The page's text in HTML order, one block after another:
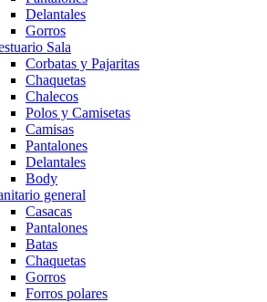
Delantales
Gorros
Sala
Corbatas y Pajaritas
Chaquetas
Chalecos
Polos y Camisetas
Camisas
Pantalones
Delantales
Body
general
Casacas
Pantalones
Batas
Chaquetas
Gorros
Forros polares